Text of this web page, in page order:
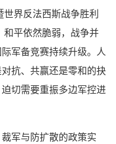
界反法西斯战争胜利
平依然脆弱，战争并
军备竞赛持续升级。人
抗、共赢还是零和的抉
切需要重振多边军控进
军与防扩散的政策实